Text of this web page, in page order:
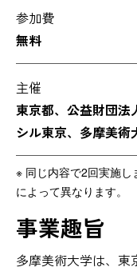
参加費
無料
主催
東京都、公益財団法
シル東京、多摩美術
※ 同じ内容で2回実施し
によって異なります。
事業趣旨
多摩美術大学は、東